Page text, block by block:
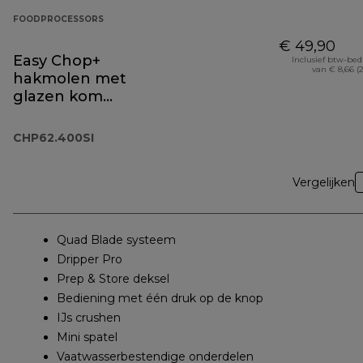
FOODPROCESSORS
Easy Chop+
hakmolen met
glazen kom
CHP62.400SI
€ 49,90
Inclusief btw-
van € 8,66
Vergelijken
Quad Blade systeem
Dripper Pro
Prep & Store deksel
Bediening met één druk op de knop
IJs crushen
Mini spatel
Vaatwasserbestendige onderdelen